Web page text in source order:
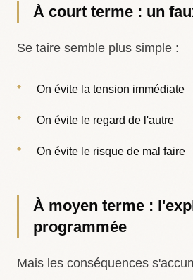
À court terme : un
Se taire semble plus simple :
On évite la tension immédiate
On évite le regard de l'autre
On évite le risque de mal faire
À moyen terme :
programmée
Mais les conséquences